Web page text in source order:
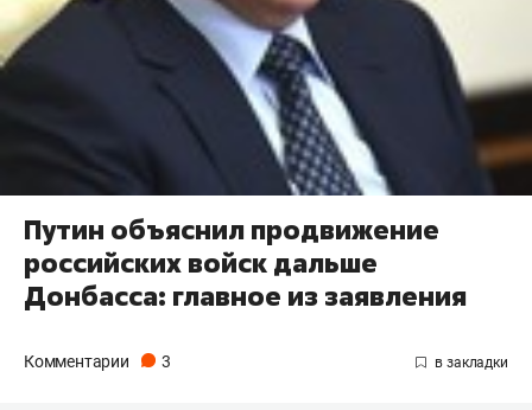
Путин объяснил продвижение
российских войск дальше
Донбасса: главное из заявления
Комментарии 3